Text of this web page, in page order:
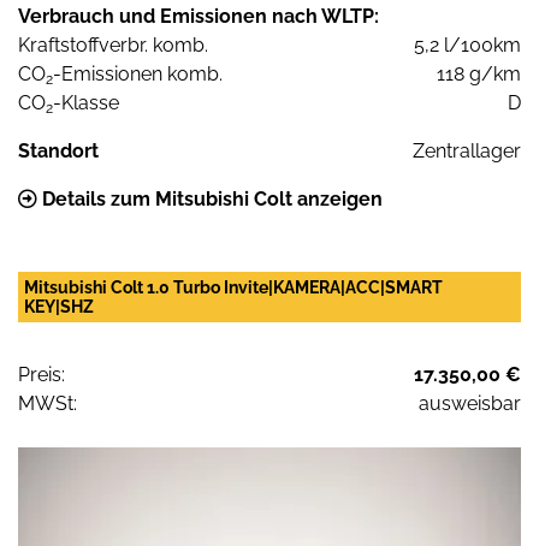
Verbrauch und Emissionen nach WLTP:
Kraftstoffverbr. komb.
5,2 l/100km
CO2-Emissionen komb.
118 g/km
CO2-Klasse D
Standort Zentrallager
Details zum Mitsubishi Colt anzeigen
Mitsubishi Colt 1.0 Turbo Invite|KAMERA|ACC|SMART
KEY|SHZ
Preis:
17.350,00 €
MWSt:
ausweisbar